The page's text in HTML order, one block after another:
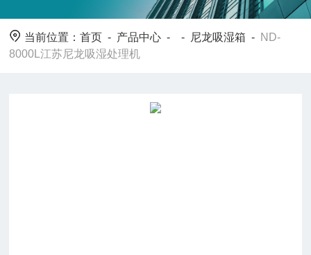
当前位置：首页 - 产品中心 - - 尼龙吸湿箱 - ND-
8000L江苏尼龙吸湿处理机